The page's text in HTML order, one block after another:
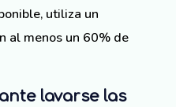
utiliza un
al menos un 60% de
lavarse las